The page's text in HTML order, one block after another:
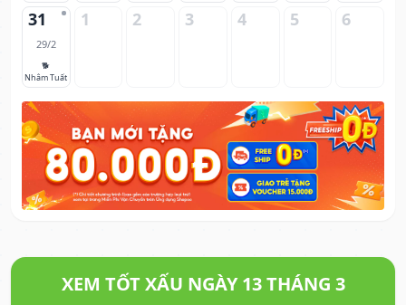
31
29/2
🐕
Nhâm Tuất
1 2 3 4 5 6
XEM TỐT XẤU NGÀY 13 THÁNG 3